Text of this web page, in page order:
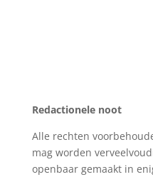
Redactionele noot
Alle rechten
mag worden
openbaar gemaakt in